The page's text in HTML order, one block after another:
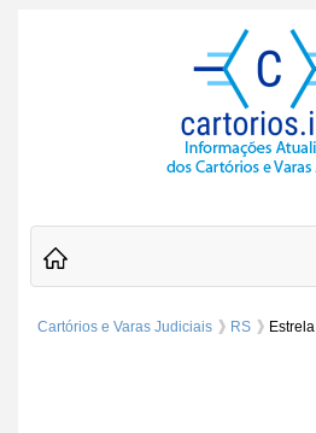
Cartórios e Varas Judiciais RS Estrela